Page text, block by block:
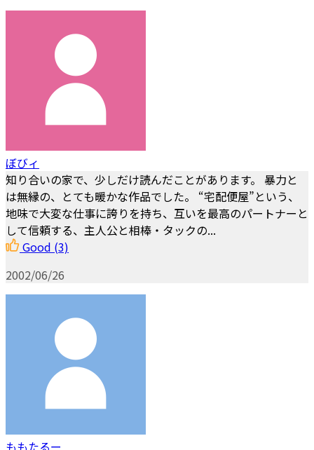
ぼびィ
知り合いの家で、少しだけ読んだことがあります。 暴力と
は無縁の、とても暖かな作品でした。 “宅配便屋”という、
地味で大変な仕事に誇りを持ち、互いを最高のパートナーと
して信頼する、主人公と相棒・タックの...
Good (3)
2002/06/26
ももたるー